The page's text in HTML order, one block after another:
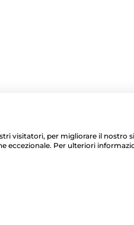
visitatori, per migliorare il nostro
eccezionale. Per ulteriori